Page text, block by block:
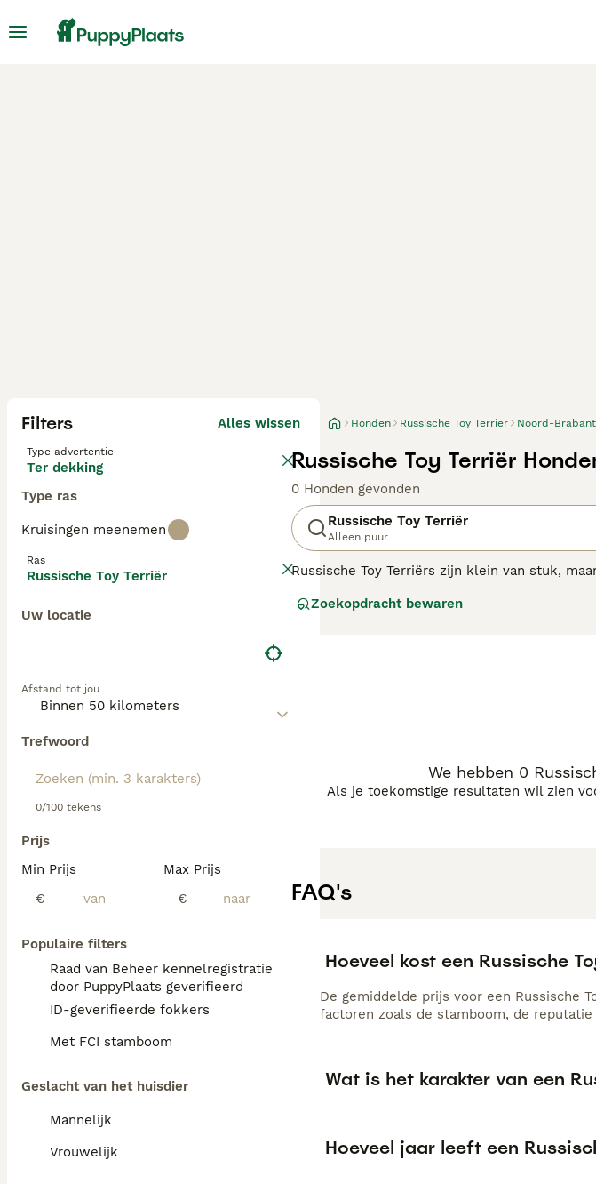
Filters Alles wissen
Type advertentie
Ter dekking
Type ras
Kruisingen meenemen
Ras
Russische Toy Terriër
Uw locatie
Afstand tot jou
Trefwoord
0/100 tekens
Prijs
Min Prijs
€
Max Prijs
€
Populaire filters
Raad van Beheer kennelregistratie
door PuppyPlaats geverifieerd
ID-geverifieerde fokkers
Met FCI stamboom
Geslacht van het huisdier
Mannelijk
Vrouwelijk
Honden Russische Toy Terriër Noord-Brabant
Russische Toy Terriër
0 Honden gevonden
Russische Toy Terriër
Alleen puur
Russische Toy Terriërs zijn klein van stuk,
worden bij alles wat zich in een huishouden
Zoekopdracht bewaren
We hebben 0
Als je toekomstige resultaten wil zien
FAQ's
Hoeveel kost een Russische
De gemiddelde prijs voor een Russische
factoren zoals de stamboom, de
Wat is het karakter van een
Hoeveel jaar leeft een